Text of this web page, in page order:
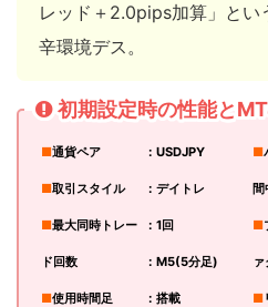
レッド＋2.0pips加算」とい
辛環境デス。
初期設定時の性能と
■通貨ペア
■取引スタイル
■最大同時トレー
ド回数
■使用時間足
：USDJPY
：デイトレ
：1回
：M5(5分足)
：搭載
■
間
■
■